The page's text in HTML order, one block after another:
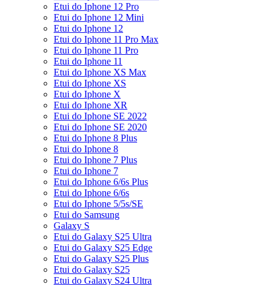
Etui do Iphone 12 Pro
Etui do Iphone 12 Mini
Etui do Iphone 12
Etui do Iphone 11 Pro Max
Etui do Iphone 11 Pro
Etui do Iphone 11
Etui do Iphone XS Max
Etui do Iphone XS
Etui do Iphone X
Etui do Iphone XR
Etui do Iphone SE 2022
Etui do Iphone SE 2020
Etui do Iphone 8 Plus
Etui do Iphone 8
Etui do Iphone 7 Plus
Etui do Iphone 7
Etui do Iphone 6/6s Plus
Etui do Iphone 6/6s
Etui do Iphone 5/5s/SE
Etui do Samsung
Galaxy S
Etui do Galaxy S25 Ultra
Etui do Galaxy S25 Edge
Etui do Galaxy S25 Plus
Etui do Galaxy S25
Etui do Galaxy S24 Ultra